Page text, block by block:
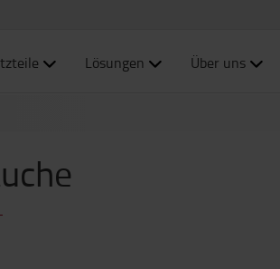
Lösungen Über uns